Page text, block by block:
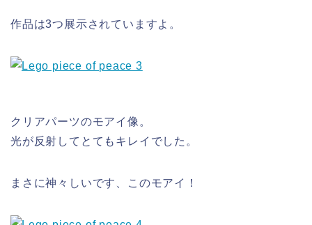
作品は3つ展示されていますよ。
クリアパーツのモアイ像。
光が反射してとてもキレイでした。
まさに神々しいです、このモアイ！